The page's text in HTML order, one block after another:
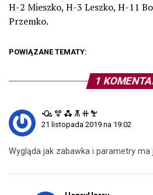
H-2 Mieszko, H-3 Leszko, H-11
Przemko.
POWIĄZANE TEMATY:
1
ꘐ ꖜ ꗈ ꕧ ꔠ ꖟ
21 listopada 2019 na 19:02
Wygląda jak zabawka i parametry ma